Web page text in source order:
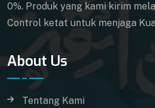
0%. Produk yang kami kirim
Control ketat untuk menjaga
About Us
Tentang Kami